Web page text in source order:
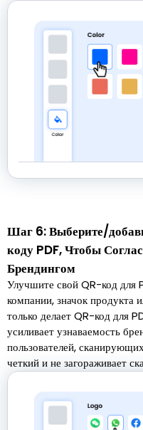
Шаг 6: Выберите/
коду PDF, Чтобы
Брендингом
Улучшите свой QR-код для
компании, значок продукта
только делает QR-код для
усиливает узнаваемость
пользователей,
четкий и не загораживает